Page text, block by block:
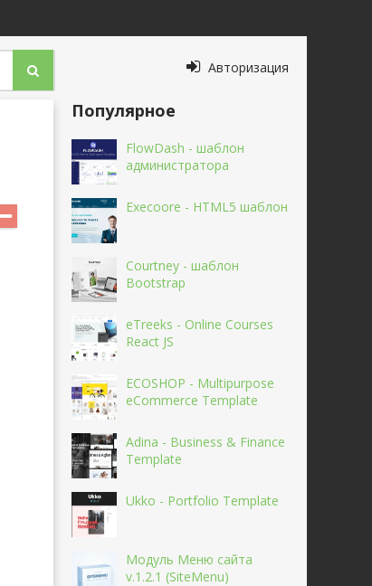
Авторизация
Популярное
FlowDash - шаблон
администратора
Execoore - HTML5 шаблон
Courtney - шаблон
Bootstrap
eTreeks - Online Courses
React JS
ECOSHOP - Multipurpose
eCommerce Template
Adina - Business & Finance
Template
Ukko - Portfolio Template
Модуль Меню сайта
v.1.2.1 (SiteMenu)